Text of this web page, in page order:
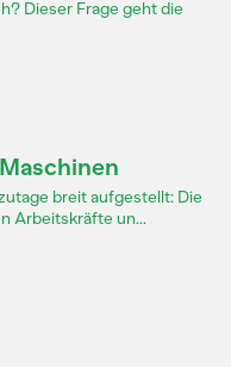
Dieser Frage geht die
breit aufgestellt: Die
Arbeitskräfte un...